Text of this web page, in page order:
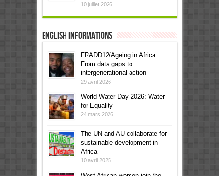
10 juillet 2026
English informations
FRADD12/Ageing in Africa:
From data gaps to
intergenerational action
29 avril 2026
World Water Day 2026: Water
for Equality
24 mars 2026
The UN and AU collaborate for
sustainable development in
Africa
10 avril 2025